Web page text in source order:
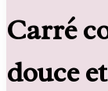
Carré
douce